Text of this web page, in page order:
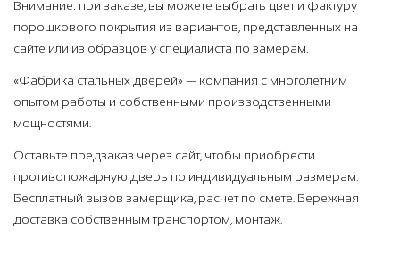
Внимание: при заказе, вы можете выбрать цвет и фактуру
порошкового покрытия из вариантов, представленных на
сайте или из образцов у специалиста по замерам.
«Фабрика стальных дверей» — компания с многолетним
опытом работы и собственными производственными
мощностями.
Оставьте предзаказ через сайт, чтобы приобрести
противопожарную дверь по индивидуальным размерам.
Бесплатный вызов замерщика, расчет по смете. Бережная
доставка собственным транспортом, монтаж.